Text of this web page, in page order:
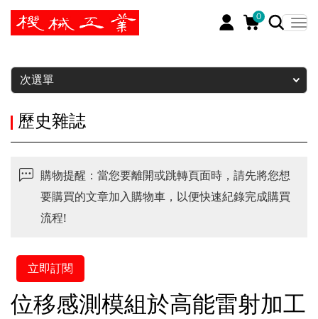
0
暫停
次選單
歷史雜誌
購物提醒：當您要離開或跳轉頁面時，請先將您想
要購買的文章加入購物車，以便快速紀錄完成購買
流程!
立即訂閱
位移感測模組於高能雷射加工